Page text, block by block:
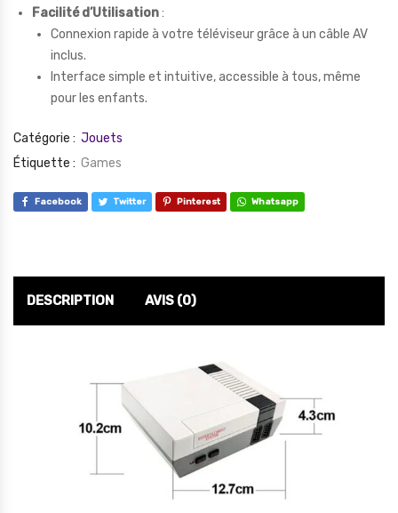
Facilité d’Utilisation:
Connexion rapide à votre téléviseur grâce à un câble AV
inclus.
Interface simple et intuitive, accessible à tous, même
pour les enfants.
Catégorie : Jouets
Étiquette : Games
Facebook Twitter Pinterest Whatsapp
DESCRIPTION AVIS (0)